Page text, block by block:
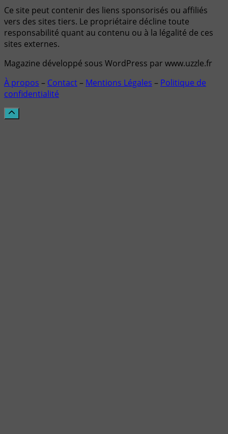
Ce site peut contenir des liens sponsorisés ou affiliés
vers des sites tiers. Le propriétaire décline toute
responsabilité quant au contenu ou à la légalité de ces
sites externes.
Magazine développé sous WordPress par www.uzzle.fr
À propos – Contact– Mentions Légales – Politique de
confidentialité